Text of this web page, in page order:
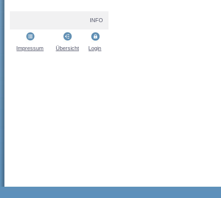
INFO
Impressum Übersicht Login